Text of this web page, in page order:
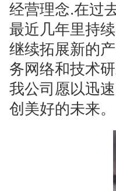
经营理念.在过
最近几年里持
继续拓展新的
务网络和技术
我公司愿以迅
创美好的未来。